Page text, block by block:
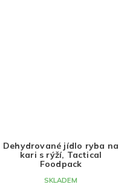
Dehydrované jídlo ryba na
kari s rýží, Tactical
Foodpack
SKLADEM